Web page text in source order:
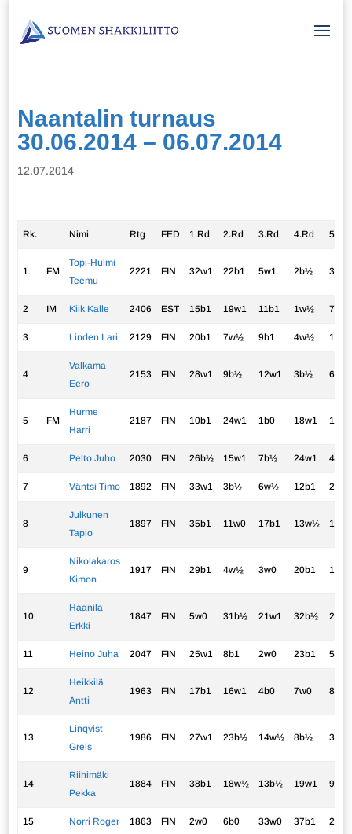
Naantalin turnaus
30.06.2014 – 06.07.2014
12.07.2014
Rk. Nimi Rtg FED 1.Rd 2.Rd 3.Rd 4.Rd 5.Rd
1 FM
Topi-Hulmi
Teemu
2221 FIN 32w1 22b1 5w1 2b½ 3w1
2 IM Kiik Kalle 2406 EST 15b1 19w1 11b1 1w½ 7b1
3 Linden Lari 2129 FIN 20b1 7w½ 9b1 4w½ 1b0
4
Valkama
Eero
2153 FIN 28w1 9b½ 12w1 3b½ 6w1
5 FM
Hurme
Harri
2187 FIN 10b1 24w1 1b0 18w1 11b1
6 Pelto Juho 2030 FIN 26b½ 15w1 7b½ 24w1 4b0
7 Väntsi Timo 1892 FIN 33w1 3b½ 6w½ 12b1 2w0
8
Julkunen
Tapio
1897 FIN 35b1 11w0 17b1 13w½
9
Nikolakaros
Kimon
1917 FIN 29b1 4w½ 3w0 20b1
10
Haanila
Erkki
1847 FIN 5w0 31b½ 21w1 32b½
11 Heino Juha 2047 FIN 25w1 8b1 2w0 23b1 5w0
12
Heikkilä
Antti
1963 FIN 17b1 16w1 4b0 7w0 8w½
13
Linqvist
Grels
1986 FIN 27w1 23b½ 14w½ 8b½ 30w1
14
Riihimäki
Pekka
1884 FIN 38b1 18w½ 13b½ 19w1 9b½
15 Norri Roger 1863 FIN 2w0 6b0 33w0 37b1 21w1